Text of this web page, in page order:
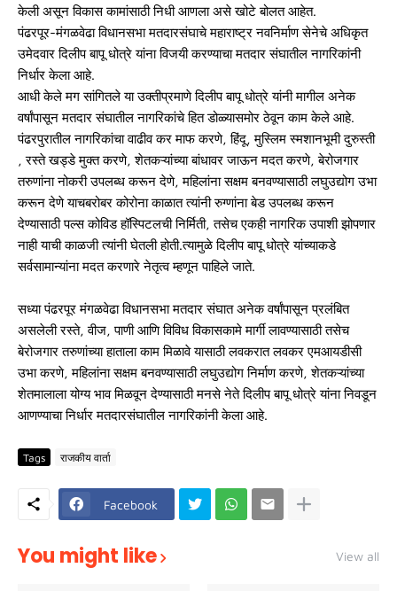
केली असून विकास कामांसाठी निधी आणला असे खोटे बोलत आहेत.
पंढरपूर-मंगळवेढा विधानसभा मतदारसंघाचे महाराष्ट्र नवनिर्माण सेनेचे अधिकृत
उमेदवार दिलीप बापू धोत्रे यांना विजयी करण्याचा मतदार संघातील नागरिकांनी
निर्धार केला आहे.
आधी केले मग सांगितले या उक्तीप्रमाणे दिलीप बापू धोत्रे यांनी मागील अनेक
वर्षांपासून मतदार संघातील नागरिकांचे हित डोळ्यासमोर ठेवून काम केले आहे.
पंढरपुरातील नागरिकांचा वाढीव कर माफ करणे, हिंदू, मुस्लिम स्मशानभूमी दुरुस्ती
, रस्ते खड्डे मुक्त करणे, शेतकऱ्यांच्या बांधावर जाऊन मदत करणे, बेरोजगार
तरुणांना नोकरी उपलब्ध करून देणे, महिलांना सक्षम बनवण्यासाठी लघुउद्योग उभा
करून देणे याचबरोबर कोरोना काळात त्यांनी रुग्णांना बेड उपलब्ध करून
देण्यासाठी पल्स कोविड हॉस्पिटलची निर्मिती, तसेच एकही नागरिक उपाशी झोपणार
नाही याची काळजी त्यांनी घेतली होती.त्यामुळे दिलीप बापू धोत्रे यांच्याकडे
सर्वसामान्यांना मदत करणारे नेतृत्व म्हणून पाहिले जाते.
सध्या पंढरपूर मंगळवेढा विधानसभा मतदार संघात अनेक वर्षांपासून प्रलंबित
असलेली रस्ते, वीज, पाणी आणि विविध विकासकामे मार्गी लावण्यासाठी तसेच
बेरोजगार तरुणांच्या हाताला काम मिळावे यासाठी लवकरात लवकर एमआयडीसी
उभा करणे, महिलांना सक्षम बनवण्यासाठी लघुउद्योग निर्माण करणे, शेतकऱ्यांच्या
शेतमालाला योग्य भाव मिळवून देण्यासाठी मनसे नेते दिलीप बापू धोत्रे यांना निवडून
आणण्याचा निर्धार मतदारसंघातील नागरिकांनी केला आहे.
Tags राजकीय वार्ता
Facebook
You might like View all